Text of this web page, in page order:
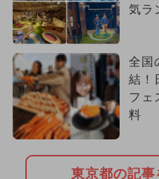
気ラ
全国
結！
フェ
料
東京都の記